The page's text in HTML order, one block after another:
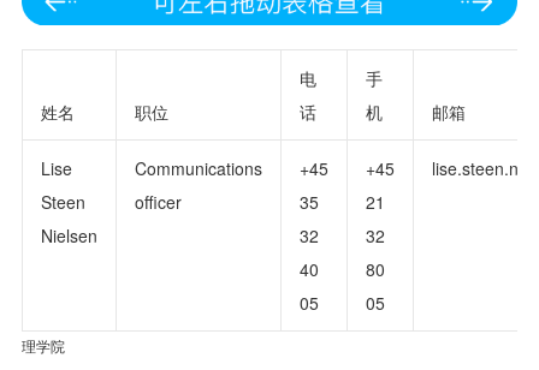
姓名 职位
电
话
手
机
邮箱
Lise
Steen
Nielsen
Communications
officer
+45
35
32
40
05
+45
21
32
80
05
理学院